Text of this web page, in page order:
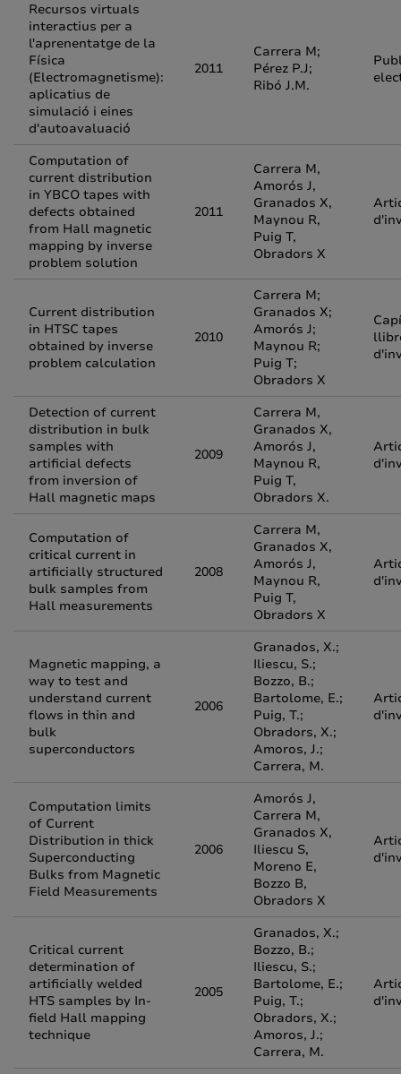
Recursos virtuals
interactius per a
l'aprenentatge de la
Física
(Electromagnetisme):
aplicatius de
simulació i eines
d'autoavaluació
2011
Carrera M;
Pérez P.J;
Ribó J.M.
Computation of
current distribution
in YBCO tapes with
defects obtained
from Hall magnetic
mapping by inverse
problem solution
2011
Carrera M,
Amorós J,
Granados X,
Maynou R,
Puig T,
Obradors X
Current distribution
in HTSC tapes
obtained by inverse
problem calculation
2010
Carrera M;
Granados X;
Amorós J;
Maynou R;
Puig T;
Obradors X
Detection of current
distribution in bulk
samples with
artificial defects
from inversion of
Hall magnetic maps
2009
Carrera M,
Granados X,
Amorós J,
Maynou R,
Puig T,
Obradors X.
Computation of
critical current in
artificially structured
bulk samples from
Hall measurements
2008
Carrera M,
Granados X,
Amorós J,
Maynou R,
Puig T,
Obradors X
Magnetic mapping, a
way to test and
understand current
flows in thin and
bulk
superconductors
2006
Granados, X.;
Iliescu, S.;
Bozzo, B.;
Bartolome, E.;
Puig, T.;
Obradors, X.;
Amoros, J.;
Carrera, M.
Computation limits
of Current
Distribution in thick
Superconducting
Bulks from Magnetic
Field Measurements
2006
Amorós J,
Carrera M,
Granados X,
Iliescu S,
Moreno E,
Bozzo B,
Obradors X
Critical current
determination of
artificially welded
HTS samples by In-
field Hall mapping
technique
2005
Granados, X.;
Bozzo, B.;
Iliescu, S.;
Bartolome, E.;
Puig, T.;
Obradors, X.;
Amoros, J.;
Carrera, M.